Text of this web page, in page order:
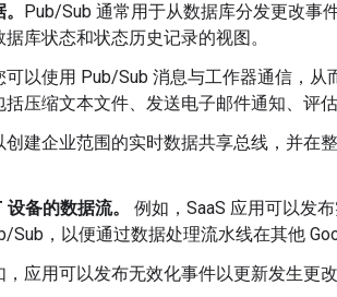
Pub/Sub 通常用于从数据库分发更改事
库状态和状态历史记录的视图。
可以使用 Pub/Sub 消息与工作器通信，
压缩文本文件、发送电子邮件通知、评
创建企业范围的实时数据共享总线，并在
备的数据流。
例如，SaaS 应用可以发
Sub，以便通过数据处理流水线在其他
，应用可以发布无效化事件以更新发生更改